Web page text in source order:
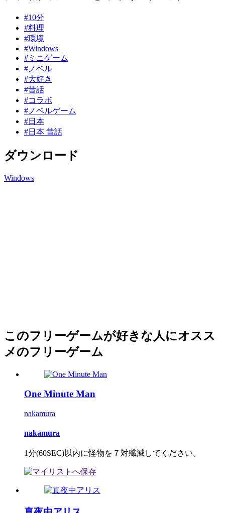
#10分
#料理
#環境
#Windows
#ミニゲーム
#ノベル
#大好き
#昔話
#コラボ
#ノベルゲーム
#日本
#日本 昔話
ダウンロード
Windows
このフリーゲームが好きな人にオスス
メのフリーゲーム
One Minute Man
nakamura
nakamura
1分(60SEC)以内に怪物を７対殲滅してください。